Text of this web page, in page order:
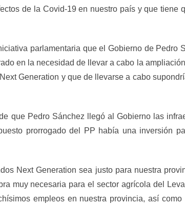
de la Covid-19 en nuestro país y que tiene
parlamentaria que el Gobierno de Pedro
en la necesidad de llevar a cabo la
Generation y que de llevarse a cabo
que Pedro Sánchez llegó al Gobierno las
prorrogado del PP había una inversión
Next Generation sea justo para nuestra
muy necesaria para el sector agrícola del
empleos en nuestra provincia, así